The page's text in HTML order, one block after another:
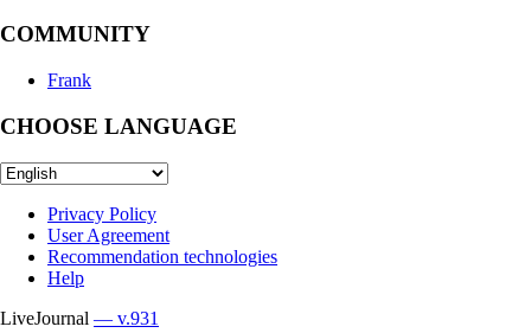
COMMUNITY
Frank
CHOOSE LANGUAGE
Privacy Policy
User Agreement
Recommendation technologies
Help
LiveJournal — v.931